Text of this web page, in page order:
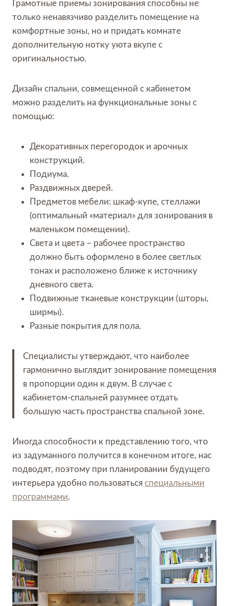
Грамотные приемы зонирования способны не
только ненавязчиво разделить помещение на
комфортные зоны, но и придать комнате
дополнительную нотку уюта вкупе с
оригинальностью.
Дизайн спальни, совмещенной с кабинетом
можно разделить на функциональные зоны с
помощью:
Декоративных перегородок и арочных
конструкций.
Подиума.
Раздвижных дверей.
Предметов мебели: шкаф-купе, стеллажи
(оптимальный «материал» для зонирования в
маленьком помещении).
Света и цвета – рабочее пространство
должно быть оформлено в более светлых
тонах и расположено ближе к источнику
дневного света.
Подвижные тканевые конструкции (шторы,
ширмы).
Разные покрытия для пола.
Специалисты утверждают, что наиболее
гармонично выглядит зонирование помещения
в пропорции один к двум. В случае с
кабинетом-спальней разумнее отдать
большую часть пространства спальной зоне.
Иногда способности к представлению того, что
из задуманного получится в конечном итоге, нас
подводят, поэтому при планировании будущего
интерьера удобно пользоваться специальными
программами.